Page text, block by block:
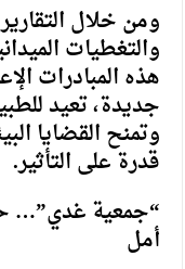
ومن خلال التقارير
والتغطيات
هذه المبادرات
جديدة، تعيد
وتمنح القضايا
قدرة على التأثير.
“جمعية غدي”…
أمل